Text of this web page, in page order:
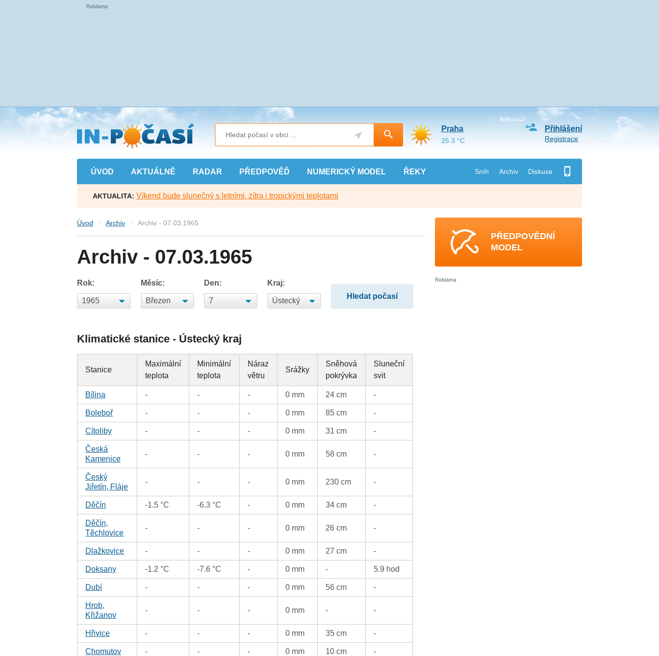
Přejít
na
hlavní
obsah
ÚVOD AKTUÁLNĚ RADAR PŘEDPOVĚĎ NUMERICKÝ MODEL ŘEKY Sníh Archiv Diskuse
Přihlášení
Registrace
Praha
25.3 °C
AKTUALITA: Víkend bude slunečný s letními, zítra i tropickými teplotami
Úvod Archiv Archiv - 07.03.1965
Archiv - 07.03.1965
Rok: Měsíc: Den: Kraj:
Klimatické stanice - Ústecký kraj
Stanice
Maximální
teplota
Minimální
teplota
Náraz
větru
Srážky
Sněhová
pokrývka
Sluneční
svit
Bílina - - - 0 mm 24 cm -
Boleboř - - - 0 mm 85 cm -
Cítoliby - - - 0 mm 31 cm -
Česká
Kamenice
- - - 0 mm 58 cm -
Český
Jiřetín, Fláje
- - - 0 mm 230 cm -
Děčín -1.5 °C -6.3 °C - 0 mm 34 cm -
Děčín,
Těchlovice
- - - 0 mm 26 cm -
Dlažkovice - - - 0 mm 27 cm -
Doksany -1.2 °C -7.6 °C - 0 mm - 5.9 hod
Dubí - - - 0 mm 56 cm -
Hrob,
Křižanov
- - - 0 mm - -
Hřivice - - - 0 mm 35 cm -
Chomutov - - - 0 mm 10 cm -
PŘEDPOVĚDNÍ
MODEL